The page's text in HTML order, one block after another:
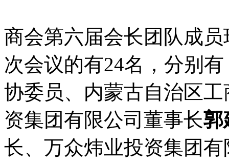
商会第六届会长团队成
次会议的有24名，分别
协委员、内蒙古自治区
资集团有限公司董事长郭
长、万众炜业投资集团